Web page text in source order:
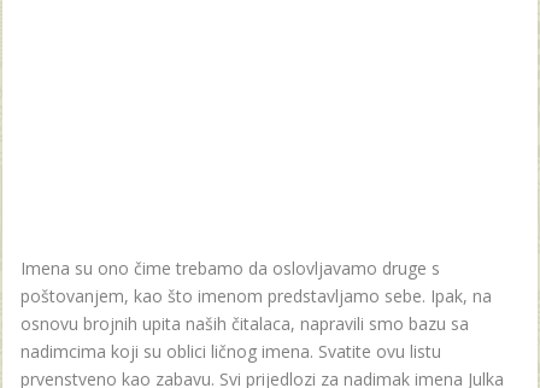
Imena su ono čime trebamo da oslovljavamo druge s
poštovanjem, kao što imenom predstavljamo sebe. Ipak, na
osnovu brojnih upita naših čitalaca, napravili smo bazu sa
nadimcima koji su oblici ličnog imena. Svatite ovu listu
prvenstveno kao zabavu. Svi prijedlozi za nadimak imena Julka